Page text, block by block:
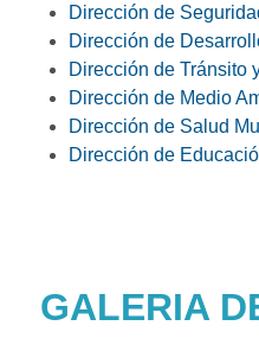
Dirección de
Dirección de
Dirección de Tránsito
Dirección de Medio
Dirección de Salud
Dirección de
GALERIA